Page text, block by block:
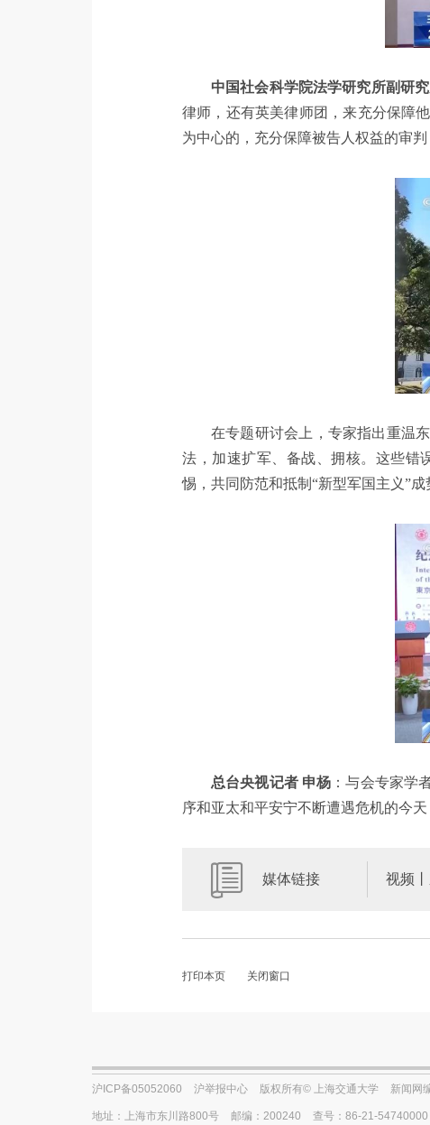
中国社会科学院法学研究所副研究
律师，还有英美律师团，来充分保障
为中心的，充分保障被告人权益的审
在专题研讨会上，专家指出重温
法，加速扩军、备战、拥核。这些错
惕，共同防范和抵制“新型军国主义”成
总台央视记者 申杨 ：与会专家学
序和亚太和平安宁不断遭遇危机的今
媒体链接 视频
打印本页 关闭窗口
沪ICP备05052060 沪举报中心 版权所有© 上海交通大学 新闻网
地址：上海市东川路800号 邮编：200240 查号：86-21-54740000